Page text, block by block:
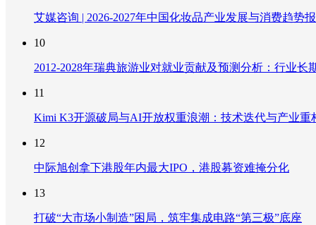
艾媒咨询 | 2026-2027年中国化妆品产业发展与消费趋势
10
2012-2028年瑞典旅游业对就业贡献及预测分析：行业
11
Kimi K3开源破局与AI开放权重浪潮：技术迭代与产业重
12
中际旭创拿下港股年内最大IPO，港股募资难掩分化
13
打破“大市场小制造”困局，筑牢集成电路“第三极”底座